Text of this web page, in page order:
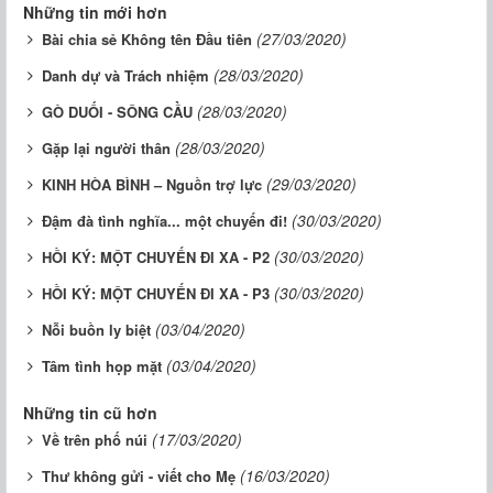
Những tin mới hơn
Bài chia sẻ Không tên Đầu tiên (27/03/2020)
Danh dự và Trách nhiệm (28/03/2020)
GÒ DUỐI - SÔNG CẦU (28/03/2020)
Gặp lại người thân (28/03/2020)
KINH HÒA BÌNH – Nguồn trợ lực (29/03/2020)
Đậm đà tình nghĩa... một chuyến đi! (30/03/2020)
HỒI KÝ: MỘT CHUYẾN ĐI XA - P2 (30/03/2020)
HỒI KÝ: MỘT CHUYẾN ĐI XA - P3 (30/03/2020)
Nỗi buồn ly biệt (03/04/2020)
Tâm tình họp mặt (03/04/2020)
Những tin cũ hơn
Về trên phố núi (17/03/2020)
Thư không gửi - viết cho Mẹ (16/03/2020)